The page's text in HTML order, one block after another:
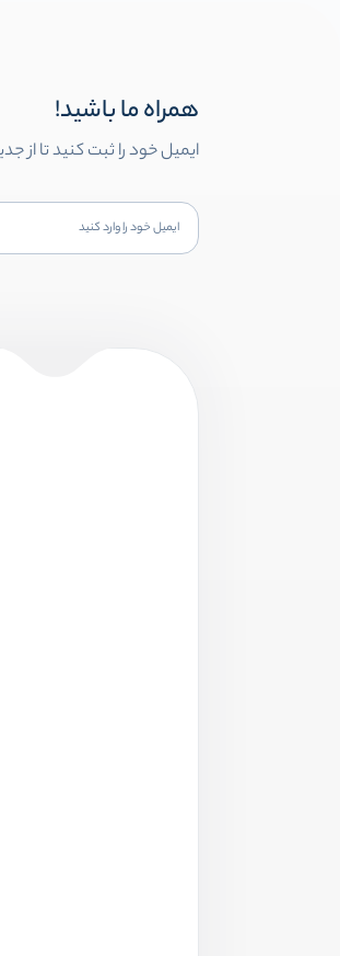
همراه ما باشید!
ایمیل خود را ثبت کنید تا از